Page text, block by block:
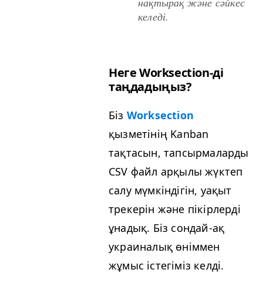
келеді.
Неге Work­sec­tion-ді
таңдадыңыз?
Біз Work­sec­tion
қызметінің Kan­ban
тақтасын, тапсырмаларды
CSV файл арқылы жүктеп
салу мүмкіндігін, уақыт
трекерін және пікірлерді
ұнадық. Біз сондай-ақ
украиналық өніммен
жұмыс істегіміз келді.